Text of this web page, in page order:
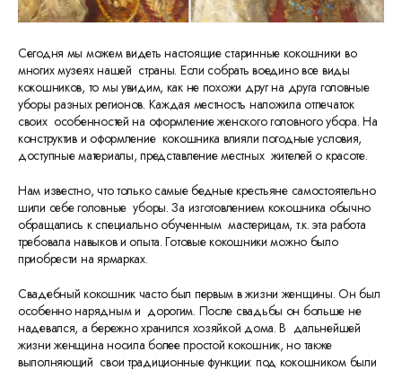
Сегодня мы можем видеть настоящие старинные кокошники во
многих музеях нашей страны. Если собрать воедино все виды
кокошников, то мы увидим, как не похожи друг на друга головные
уборы разных регионов. Каждая местность наложила отпечаток
своих особенностей на оформление женского головного убора. На
конструктив и оформление кокошника влияли погодные условия,
доступные материалы, представление местных жителей о красоте.
Нам известно, что только самые бедные крестьяне самостоятельно
шили себе головные уборы. За изготовлением кокошника обычно
обращались к специально обученным мастерицам, т.к. эта работа
требовала навыков и опыта. Готовые кокошники можно было
приобрести на ярмарках.
Свадебный кокошник часто был первым в жизни женщины. Он был
особенно нарядным и дорогим. После свадьбы он больше не
надевался, а бережно хранился хозяйкой дома. В дальнейшей
жизни женщина носила более простой кокошник, но также
выполняющий свои традиционные функции: под кокошником были